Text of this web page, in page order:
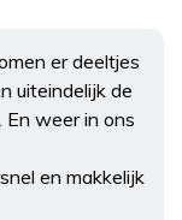
er deeltjes
uiteindelijk de
En weer in ons
en makkelijk